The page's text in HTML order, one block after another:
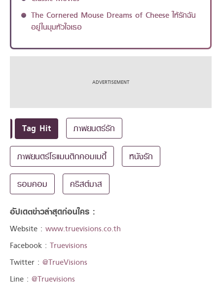
The Cornered Mouse Dreams of Cheese ให้รักฉัน
อยู่ในมุมหัวใจเธอ
Tag Hit ภาพยนตร์รัก
ภาพยนตร์โรแมนติกคอมเมดี้ หนังรัก
รอมคอม คริสต์มาส
อัปเดตข่าวล่าสุดก่อนใคร :
Website : www.truevisions.co.th
Facebook : Truevisions
Twitter : @TrueVisions
Line : @Truevisions